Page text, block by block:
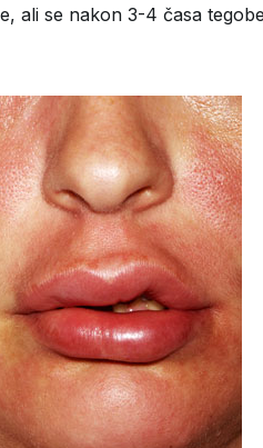
ali se nakon 3-4 časa